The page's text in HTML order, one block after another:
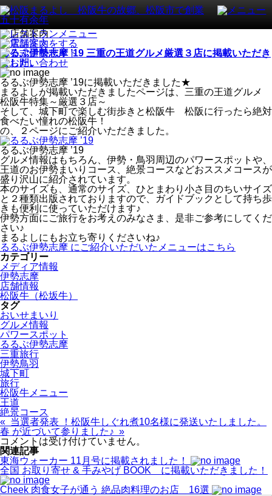
るるぶ伊勢志摩 ’19 三重の王道グルメ厳選３店に掲載いただき
ました。
るるぶ伊勢志摩 ’19に掲載いただきました★
まるよしが掲載いただきましたページは、三重の王道グルメ
松阪牛特集～厳選３店～
そして、城下町で楽しむ街歩きと松阪牛 松阪に行ったら絶対
食べたい憧れの松阪牛！
の、２ページにご紹介いただきました。
るるぶ伊勢志摩 ’19
グルメ情報はもちろん、伊勢・鳥羽周辺のパワースポットや、
王道のお伊勢まいりコース、絶景コースなどおススメコースが
盛り沢山に紹介されています。
本のサイズも、通常のサイズ、ひとまわり小さ目のちいサイズ
と２種類出版されておりますので、ガイドブックとして持ち歩
きも便利に使っていただけます♪
伊勢方面にご旅行をお考えのみなさま、是非ご参考にしてくだ
さい♪
まるよしにもお立ち寄りくださいね♪
るるぶ伊勢志摩 にご紹介いただいたメニューはこちら
カテゴリー
メディア情報
伊勢志摩
店舗情報
松阪牛（松坂牛）
タグ
おいせまいり
グルメ情報
パワースポット
るるぶ伊勢志摩
三重旅行
伊勢鳥羽
城下町
旅行
松阪牛メニュー
王道
絶景コース
« 当選者発表 ！松阪牛しぐれ煮10名様に発送いたしました。
春 が近づいて参りました♪ »
コメントは受け付けていません。
関連記事
東海ウォーカー 11月号に掲載されました！
全国 お取り寄せ & 手みやげ BOOK に掲載いただきました！
Cheek 肉食女子が通う 絶品肉料理のお店 16選